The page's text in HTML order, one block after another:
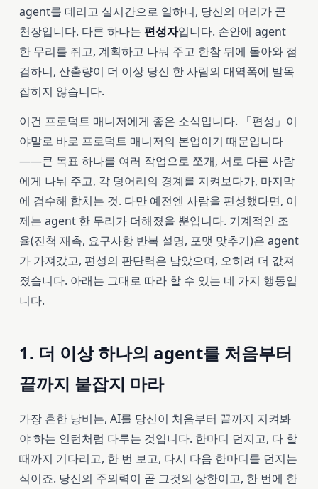
agent를 데리고 실시간으로 일하니, 당신의 머리가 곧
천장입니다. 다른 하나는 편성자입니다. 손안에 agent
한 무리를 쥐고, 계획하고 나눠 주고 한참 뒤에 돌아와 점
검하니, 산출량이 더 이상 당신 한 사람의 대역폭에 발목
잡히지 않습니다.
이건 프로덕트 매니저에게 좋은 소식입니다. 「편성」이
야말로 바로 프로덕트 매니저의 본업이기 때문입니다
——큰 목표 하나를 여러 작업으로 쪼개, 서로 다른 사람
에게 나눠 주고, 각 덩어리의 경계를 지켜보다가, 마지막
에 검수해 합치는 것. 다만 예전엔 사람을 편성했다면, 이
제는 agent 한 무리가 더해졌을 뿐입니다. 기계적인 조
율(진척 재촉, 요구사항 반복 설명, 포맷 맞추기)은 agent
가 가져갔고, 편성의 판단력은 남았으며, 오히려 더 값져
졌습니다. 아래는 그대로 따라 할 수 있는 네 가지 행동입
니다.
1. 더 이상 하나의 agent를 처음부터
끝까지 붙잡지 마라
가장 흔한 낭비는, AI를 당신이 처음부터 끝까지 지켜봐
야 하는 인턴처럼 다루는 것입니다. 한마디 던지고, 다 할
때까지 기다리고, 한 번 보고, 다시 다음 한마디를 던지는
식이죠. 당신의 주의력이 곧 그것의 상한이고, 한 번에 한